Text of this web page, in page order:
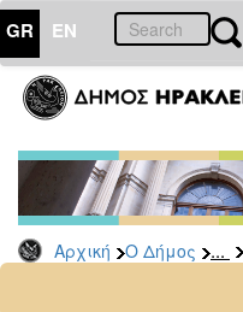
GR EN
Αρχική Ο Δήμος ...
ΔΗΜΟΣ
Δελτία
Τύπου
Αρχείο
2026